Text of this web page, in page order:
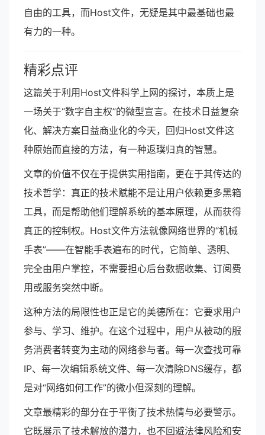
自由的工具，而Host文件，无疑是其中最基础也最
有力的一种。
精彩点评
这篇关于利用Host文件科学上网的探讨，本质上是
一场关于“数字自主权”的微型宣言。在技术日益复杂
化、解决方案日益商业化的今天，回归Host文件这
种原始而直接的方法，有一种返璞归真的智慧。
文章的价值不仅在于提供实用指南，更在于其传达的
技术哲学：真正的技术赋能不是让用户依赖更多黑箱
工具，而是帮助他们理解系统的基本原理，从而获得
真正的控制权。Host文件方法就像网络世界的“机械
手表”——在智能手表遍布的时代，它简单、透明、
完全由用户掌控，不需要担心后台数据收集、订阅费
用或服务突然中断。
这种方法的局限性也正是它的美德所在：它要求用户
参与、学习、维护。在这个过程中，用户从被动的服
务消费者转变为主动的网络参与者。每一次查找可靠
IP、每一次编辑系统文件、每一次清除DNS缓存，都
是对“网络如何工作”的微小但深刻的理解。
文章最精彩的部分在于平衡了技术热情与必要警示。
它既展示了技术解放的潜力，也不回避法律风险和安